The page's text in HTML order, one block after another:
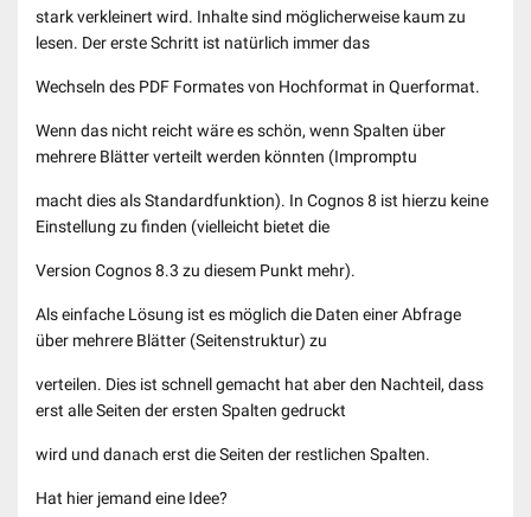
stark verkleinert wird. Inhalte sind möglicherweise kaum zu
lesen. Der erste Schritt ist natürlich immer das
Wechseln des PDF Formates von Hochformat in Querformat.
Wenn das nicht reicht wäre es schön, wenn Spalten über
mehrere Blätter verteilt werden könnten (Impromptu
macht dies als Standardfunktion). In Cognos 8 ist hierzu keine
Einstellung zu finden (vielleicht bietet die
Version Cognos 8.3 zu diesem Punkt mehr).
Als einfache Lösung ist es möglich die Daten einer Abfrage
über mehrere Blätter (Seitenstruktur) zu
verteilen. Dies ist schnell gemacht hat aber den Nachteil, dass
erst alle Seiten der ersten Spalten gedruckt
wird und danach erst die Seiten der restlichen Spalten.
Hat hier jemand eine Idee?